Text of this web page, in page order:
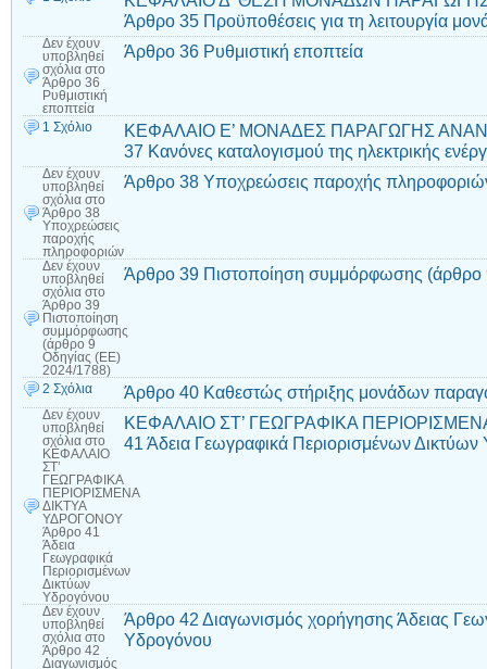
Άρθρο 35 Προϋποθέσεις για τη λειτουργία
Δεν έχουν
υποβληθεί
σχόλια στο
Άρθρο 36
Ρυθμιστική
εποπτεία
Άρθρο 36 Ρυθμιστική εποπτεία
1 Σχόλιο
ΚΕΦΑΛΑΙΟ Ε’ ΜΟΝΑΔΕΣ ΠΑΡΑΓΩΓΗΣ
37 Κανόνες καταλογισμού της ηλεκτρικής
Δεν έχουν
υποβληθεί
σχόλια στο
Άρθρο 38
Υποχρεώσεις
παροχής
πληροφοριών
Άρθρο 38 Υποχρεώσεις παροχής
Δεν έχουν
υποβληθεί
σχόλια στο
Άρθρο 39
Πιστοποίηση
συμμόρφωσης
(άρθρο 9
Οδηγίας (ΕΕ)
2024/1788)
Άρθρο 39 Πιστοποίηση συμμόρφωσης
2 Σχόλια Άρθρο 40 Καθεστώς στήριξης μονάδων
Δεν έχουν
υποβληθεί
σχόλια στο
ΚΕΦΑΛΑΙΟ
ΣΤ’
ΓΕΩΓΡΑΦΙΚΑ
ΠΕΡΙΟΡΙΣΜΕΝΑ
ΔΙΚΤΥΑ
ΥΔΡΟΓΟΝΟΥ
Άρθρο 41
Άδεια
Γεωγραφικά
Περιορισμένων
Δικτύων
Υδρογόνου
ΚΕΦΑΛΑΙΟ ΣΤ’ ΓΕΩΓΡΑΦΙΚΑ
41 Άδεια Γεωγραφικά Περιορισμένων
Δεν έχουν
υποβληθεί
σχόλια στο
Άρθρο 42
Διαγωνισμός
Άρθρο 42 Διαγωνισμός χορήγησης Άδειας
Υδρογόνου